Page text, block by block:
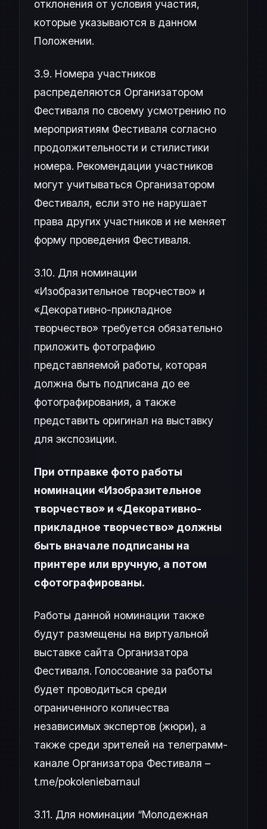
отклонения от условия участия,
которые указываются в данном
Положении.
3.9. Номера участников
распределяются Организатором
Фестиваля по своему усмотрению по
мероприятиям Фестиваля согласно
продолжительности и стилистики
номера. Рекомендации участников
могут учитываться Организатором
Фестиваля, если это не нарушает
права других участников и не меняет
форму проведения Фестиваля.
3.10. Для номинации
«Изобразительное творчество» и
«Декоративно-прикладное
творчество» требуется обязательно
приложить фотографию
представляемой работы, которая
должна быть подписана до ее
фотографирования, а также
представить оригинал на выставку
для экспозиции.
При отправке фото работы
номинации «Изобразительное
творчество» и «Декоративно-
прикладное творчество» должны
быть вначале подписаны на
принтере или вручную, а потом
сфотографированы.
Работы данной номинации также
будут размещены на виртуальной
выставке сайта Организатора
Фестиваля. Голосование за работы
будет проводиться среди
ограниченного количества
независимых экспертов (жюри), а
также среди зрителей на телеграмм-
канале Организатора Фестиваля –
t.me/pokoleniebarnaul
3.11. Для номинации “Молодежная